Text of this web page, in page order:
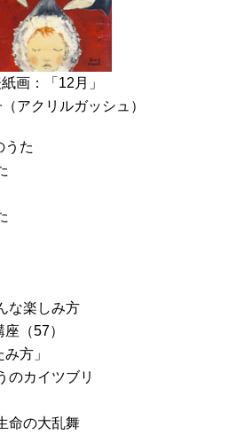
画：「12月」
アクリルガッシュ）
た
な楽しみ方
（57）
方」
のカイツブリ
命の大乱舞